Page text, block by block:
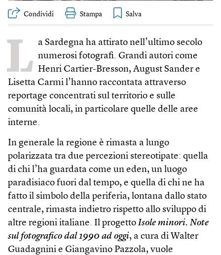
Condividi Stampa
L a Sardegna ha attirato nell’ultimo secolo
numerosi fotografi. Grandi autori come
Henri Cartier-Bresson, August Sander e
Lisetta Carmi l’hanno raccontata attraverso
reportage concentrati sul territorio e sulle
comunità locali, in particolare quelle delle aree
interne.
In generale la regione è rimasta a lungo
polarizzata tra due percezioni stereotipate: quella
di chi l’ha guardata come un eden, un luogo
paradisiaco fuori dal tempo, e quella di chi ne ha
fatto il simbolo della periferia, lontana dallo stato
centrale, rimasta indietro rispetto allo sviluppo di
altre regioni italiane. Il progetto Isole minori. Note
sul fotografico dal 1990 ad oggi, a cura di Walter
Guadagnini e Giangavino Pazzola, vuole